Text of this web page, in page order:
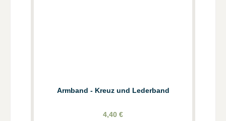
Armband - Kreuz und Lederband
4,40 €